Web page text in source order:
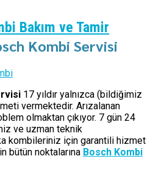
Bakım ve Tamir
Kombi Servisi
17 yıldır yalnızca (bildiğimiz
vermektedir. Arızalanan
olmaktan çıkıyor. 7 gün 24
ve uzman teknik
kombileriniz için garantili hizmet
bütün noktalarına Bosch Kombi